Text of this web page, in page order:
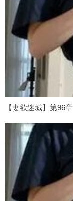
【妻欲迷城】第96章